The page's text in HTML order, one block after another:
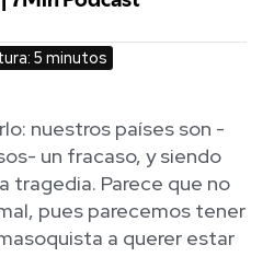
5 minutos
nuestros países son -
un fracaso, y siendo
tragedia. Parece que no
pues parecemos tener
a querer estar